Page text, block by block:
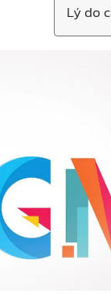
Lý do